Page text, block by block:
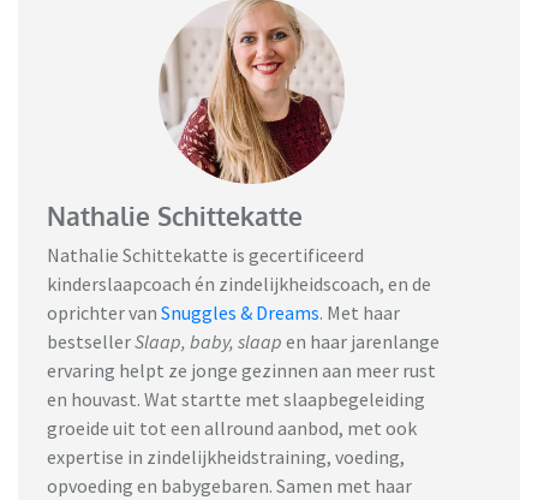
Nathalie Schittekatte
Nathalie Schittekatte is gecertificeerd
kinderslaapcoach én zindelijkheidscoach, en de
oprichter van Snuggles & Dreams. Met haar
bestsellerSlaap, baby, slaap en haar jarenlange
ervaring helpt ze jonge gezinnen aan meer rust
en houvast. Wat startte met slaapbegeleiding
groeide uit tot een allround aanbod, met ook
expertise in zindelijkheidstraining, voeding,
opvoeding en babygebaren. Samen met haar